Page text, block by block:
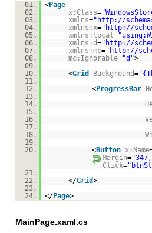
01. <Page
02.
x:Class=
03.
xmlns=" http://
04.
xmlns:x=" http://
05.
xmlns:local=
06.
xmlns:d=" http://
07.
xmlns:mc=" http://
08.
mc:Ignorable="d">
09.
10.
<Grid Background=
11.
12.
<ProgressBar
13.
14.
15.
16.
17.
18.
19.
20.
<Button x:Name
Margin=
Click=
21.
22.
</Grid>
23.
24.
</Page>
MainPage.xaml.cs